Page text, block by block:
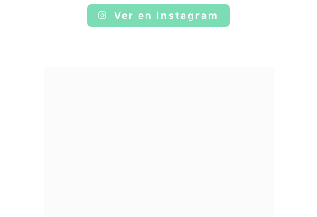
Ver en Instagram